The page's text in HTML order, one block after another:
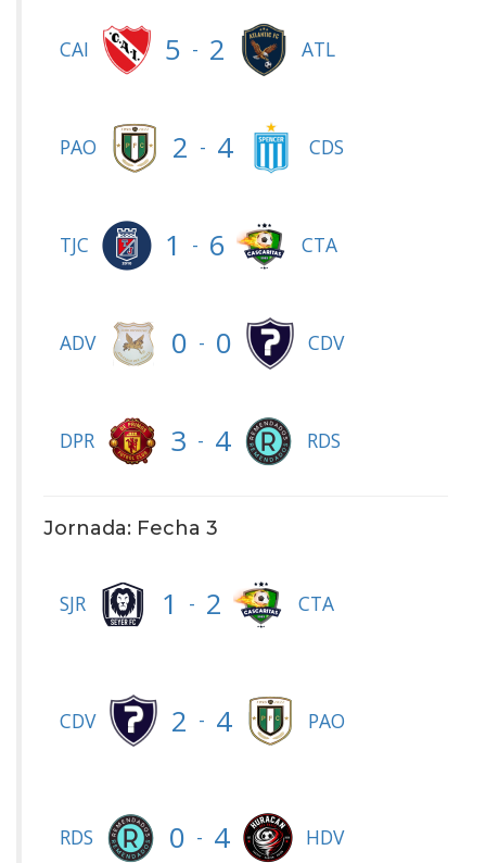
CAI 5 - 2 ATL
PAO 2 - 4 CDS
TJC 1 - 6 CTA
ADV 0 - 0 CDV
DPR 3 - 4 RDS
Jornada: Fecha 3
SJR 1 - 2 CTA
CDV 2 - 4 PAO
RDS 0 - 4 HDV